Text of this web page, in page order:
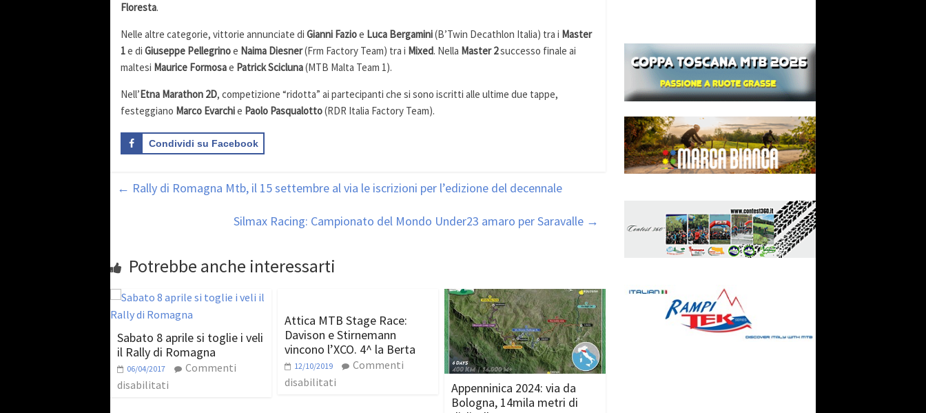
Floresta.
Nelle altre categorie, vittorie annunciate di Gianni Fazioe Luca Bergamini(B’Twin Decathlon Italia) tra i Master
1e di Giuseppe Pellegrinoe Naima Diesner(Frm Factory Team) tra i Mixed. Nella Master 2successo finale ai
maltesi Maurice Formosae Patrick Scicluna(MTB Malta Team 1).
Nell’Etna Marathon 2D, competizione “ridotta” ai partecipanti che si sono iscritti alle ultime due tappe,
festeggiano Marco Evarchie Paolo Pasqualotto(RDR Italia Factory Team).
Condividi su Facebook
← Rally di Romagna Mtb, il 15 settembre al via le iscrizioni per l’edizione del decennale
Silmax Racing: Campionato del Mondo Under23 amaro per Saravalle →
Potrebbe anche interessarti
Sabato 8 aprile si toglie i veli
il Rally di Romagna
06/04/2017
Commenti
disabilitati
Attica MTB Stage Race:
Davison e Stirnemann
vincono l’XCO. 4^ la Berta
12/10/2019
Commenti
disabilitati
Appenninica 2024: via da
Bologna, 14mila metri di